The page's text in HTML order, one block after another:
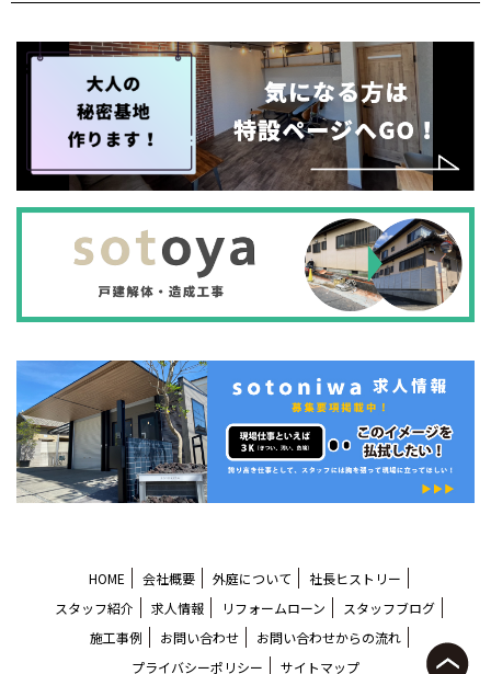
HOME 会社概要 外庭について
社長ヒストリー
スタッフ紹介
求人情報 リフォームローン
スタッフブログ
施工事例
お問い合わせ
お問い合わせからの流れ
プライバシーポリシー
サイトマップ